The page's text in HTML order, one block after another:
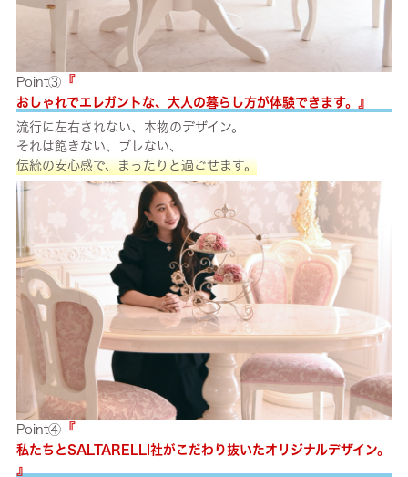
Point③『
おしゃれでエレガントな、大人の暮らし方が体験できます。 』
流行に左右されない、本物のデザイン。
それは飽きない、ブレない、
伝統の安心感で、まったりと過ごせます。
Point④『
私たちとSALTARELLI社がこだわり抜いたオリジナルデザイン。
』